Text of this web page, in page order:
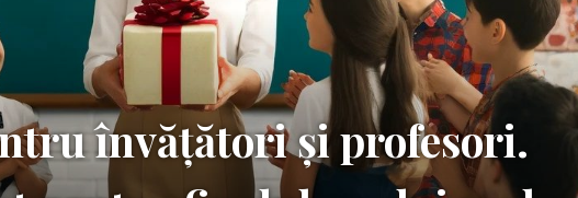
învățători și profesori.